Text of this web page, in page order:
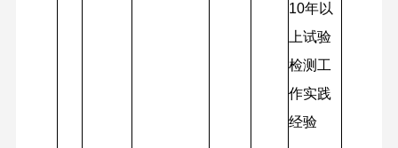
10年以
上试验
检测工
作实践
经验